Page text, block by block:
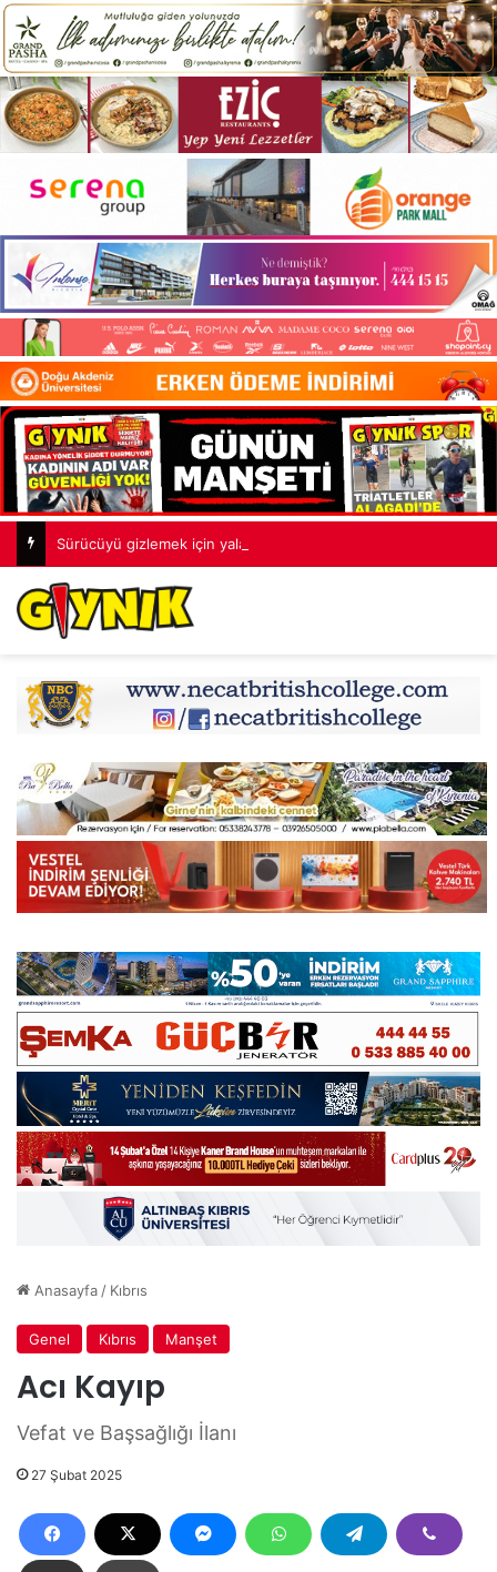
Sürücüyü gizlemek için yalan söyledi
Anasayfa / Kıbrıs
Genel Kıbrıs Manşet
Acı Kayıp
Vefat ve Başsağlığı İlanı
27 Şubat 2025